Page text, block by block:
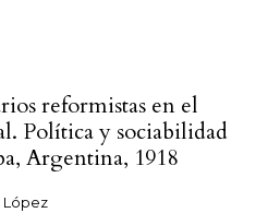
reformistas en el
Política y sociabilidad
Argentina, 1918
López